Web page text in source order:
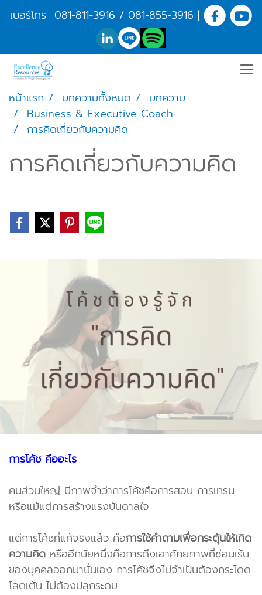
เบอร์โทร 081-811-3916 / 081-855-3916 |
หน้าแรก บทความทั้งหมด
บทความ
Business & Executive Coach
การคิดเกี่ยวกับความคิด
การคิดเกี่ยวกับความคิด
การโค้ช คืออะไร
คนส่วนใหญ่ มีภาพจำว่าการโค้ชคือการสอน การเทรน
หรือแม้แต่การสร้างแรงบันดาลใจ
แต่การโค้ชที่แท้จริงแล้ว คือการใช้คำถามเพื่อกระตุ้นให้เกิด
ความคิด หรืออีกนัยหนึ่งคือการดึงเอาศักยภาพที่ซ่อนเร้น
ของบุคคลออกมานั่นเอง การโค้ชจึงไม่จำเป็นต้องกระโดด
โลดเต้น ไม่ต้องปลุกระดม